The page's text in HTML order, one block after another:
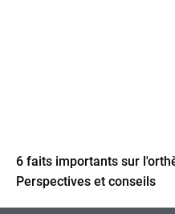
6 faits importants sur
Perspectives et conseils